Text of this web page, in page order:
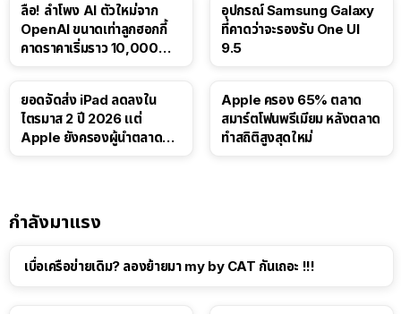
ลือ! ลำโพง AI ตัวใหม่จาก
OpenAI ขนาดเท่าลูกฮอกกี้
คาดราคาเริ่มราว 10,000
อุปกรณ์ Samsung Galaxy
ที่คาดว่าจะรองรับ One UI
9.5
ยอดจัดส่ง iPad ลดลงใน
ไตรมาส 2 ปี 2026 แต่
Apple ยังครองผู้นำตลาด
Apple ครอง 65% ตลาด
สมาร์ตโฟนพรีเมียม หลังตลาด
ทำสถิติสูงสุดใหม่
กำลังมาแรง
เบื่อเครือข่ายเดิม? ลองย้ายมา my by CAT กันเถอะ !!!